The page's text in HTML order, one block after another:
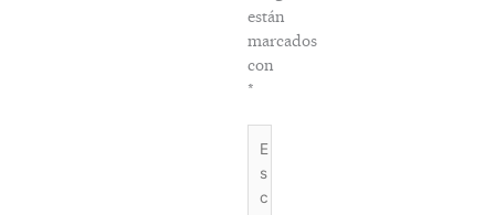
están
marcados
con
*
aquí...